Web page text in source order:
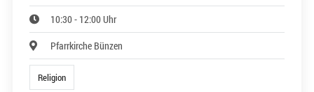
10:30 - 12:00 Uhr
Pfarrkirche Bünzen
Religion